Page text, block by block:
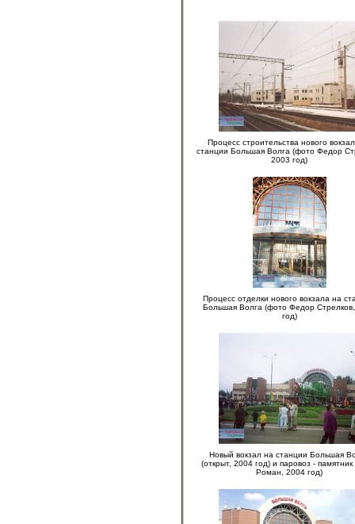
Процесс строительства нового
станции Большая Волга (фото Федор
2003 год)
Процесс отделки нового вокзала на
Большая Волга (фото Федор
год)
Новый вокзал на станции Большая
(открыт, 2004 год) и паровоз -
Роман, 2004 год)